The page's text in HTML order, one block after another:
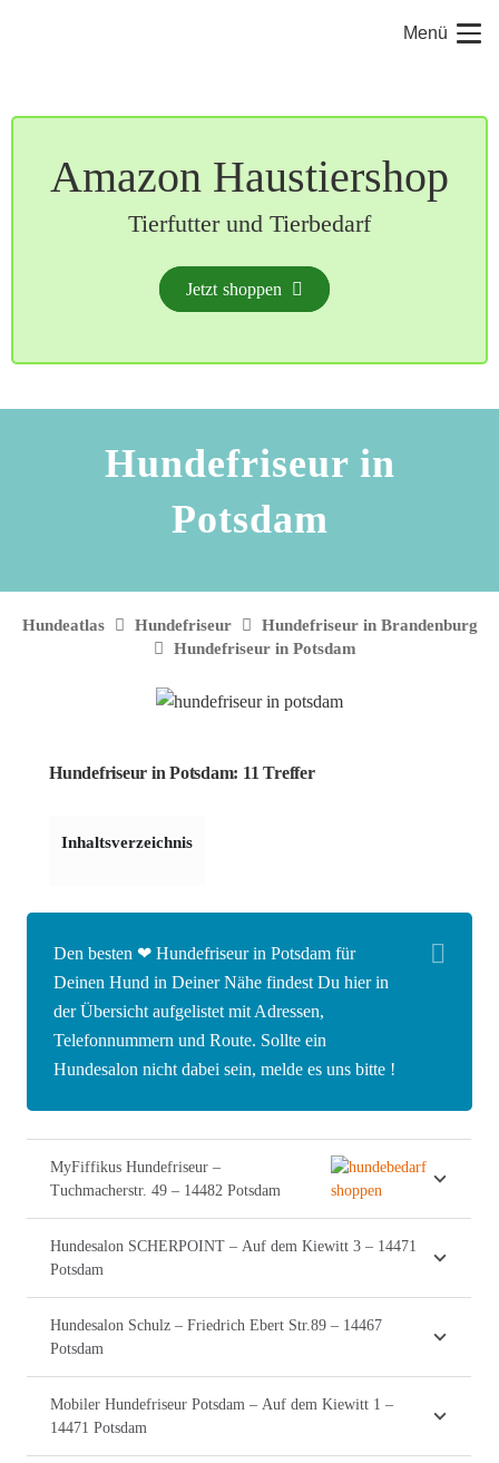
Menü
Amazon Haustiershop
Tierfutter und Tierbedarf
Jetzt shoppen
Hundefriseur in
Potsdam
Hundeatlas Hundefriseur
Hundefriseur in Brandenburg
Hundefriseur in Potsdam
Hundefriseur in Potsdam: 11 Treffer
Inhaltsverzeichnis
Den besten ❤ Hundefriseur in Potsdam für
Deinen Hund in Deiner Nähe findest Du hier in
der Übersicht aufgelistet mit Adressen,
Telefonnummern und Route. Sollte ein
Hundesalon nicht dabei sein, melde es uns bitte !
MyFiffikus Hundefriseur –
Tuchmacherstr. 49 – 14482 Potsdam
Hundesalon SCHERPOINT – Auf dem Kiewitt 3 – 14471
Potsdam
Hundesalon Schulz – Friedrich Ebert Str.89 – 14467
Potsdam
Mobiler Hundefriseur Potsdam – Auf dem Kiewitt 1 –
14471 Potsdam